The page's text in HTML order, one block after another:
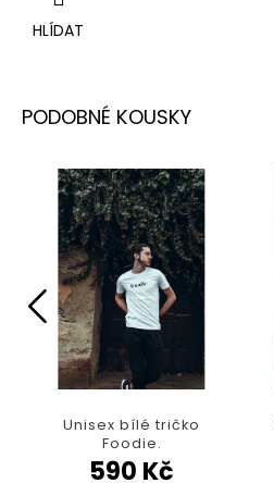
HLÍDAT
Unisex bílé tričko
Foodie.
590 Kč